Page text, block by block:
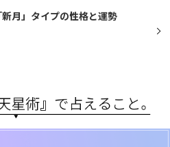
月」タイプの性格と運勢